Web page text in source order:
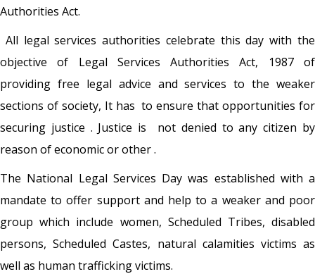
Authorities Act.
All legal services authorities celebrate this day with the
objective of Legal Services Authorities Act, 1987 of
providing free legal advice and services to the weaker
sections of society, It has to ensure that opportunities for
securing justice . Justice is not denied to any citizen by
reason of economic or other .
The National Legal Services Day was established with a
mandate to offer support and help to a weaker and poor
group which include women, Scheduled Tribes, disabled
persons, Scheduled Castes, natural calamities victims as
well as human trafficking victims.